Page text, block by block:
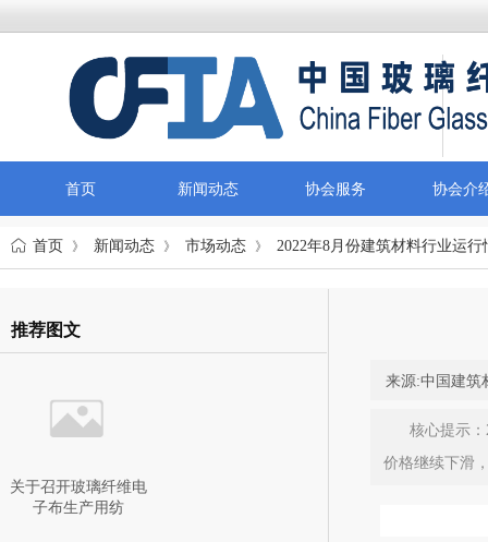
首页 新闻动态 协会服务 协会介
首页 》 新闻动态 》 市场动态 》 2022年8月份建筑材料行业运行
来源:中国建筑
核心提示
价格继续下滑
推荐图文
关于召开玻璃纤维电
子布生产用纺